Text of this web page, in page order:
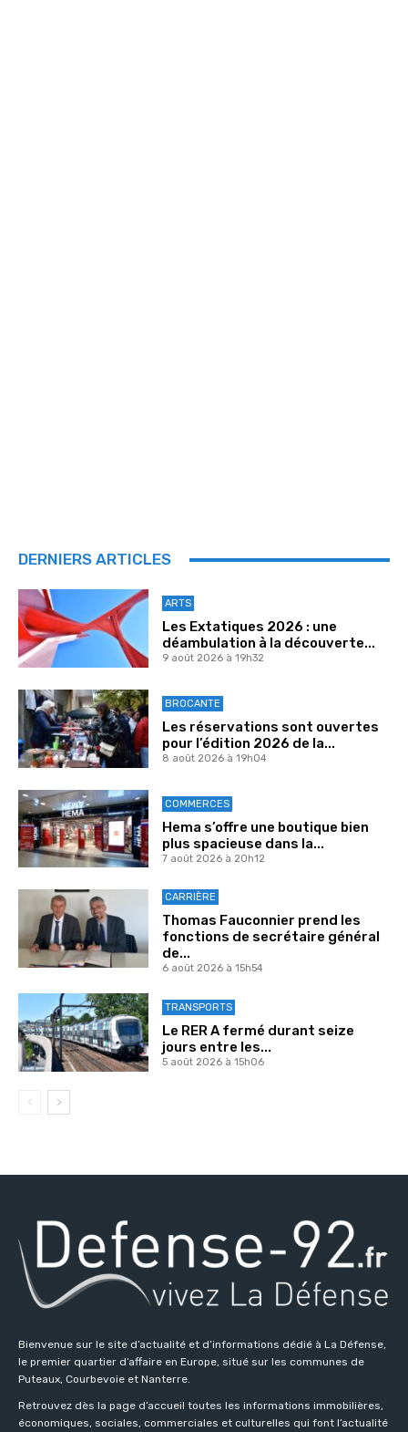
DERNIERS ARTICLES
ARTS
Les Extatiques 2026 : une
déambulation à la découverte...
9 août 2026 à 19h32
BROCANTE
Les réservations sont ouvertes
pour l’édition 2026 de la...
8 août 2026 à 19h04
COMMERCES
Hema s’offre une boutique bien
plus spacieuse dans la...
7 août 2026 à 20h12
CARRIÈRE
Thomas Fauconnier prend les
fonctions de secrétaire général
de...
6 août 2026 à 15h54
TRANSPORTS
Le RER A fermé durant seize
jours entre les...
5 août 2026 à 15h06
Bienvenue sur le site d’actualité et d’informations dédié à La Défense,
le premier quartier d’affaire en Europe, situé sur les communes de
Puteaux, Courbevoie et Nanterre.
Retrouvez dès la page d’accueil toutes les informations immobilières,
économiques, sociales, commerciales et culturelles qui font l’actualité